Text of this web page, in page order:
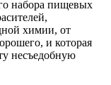
набора пищевых
химии, от
и которая
несъедобную